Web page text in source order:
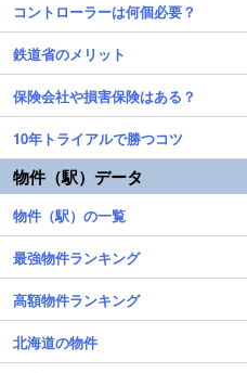
コントローラーは何個必要？
鉄道省のメリット
保険会社や損害保険はある？
10年トライアルで勝つコツ
物件（駅）データ
物件（駅）の一覧
最強物件ランキング
高額物件ランキング
北海道の物件